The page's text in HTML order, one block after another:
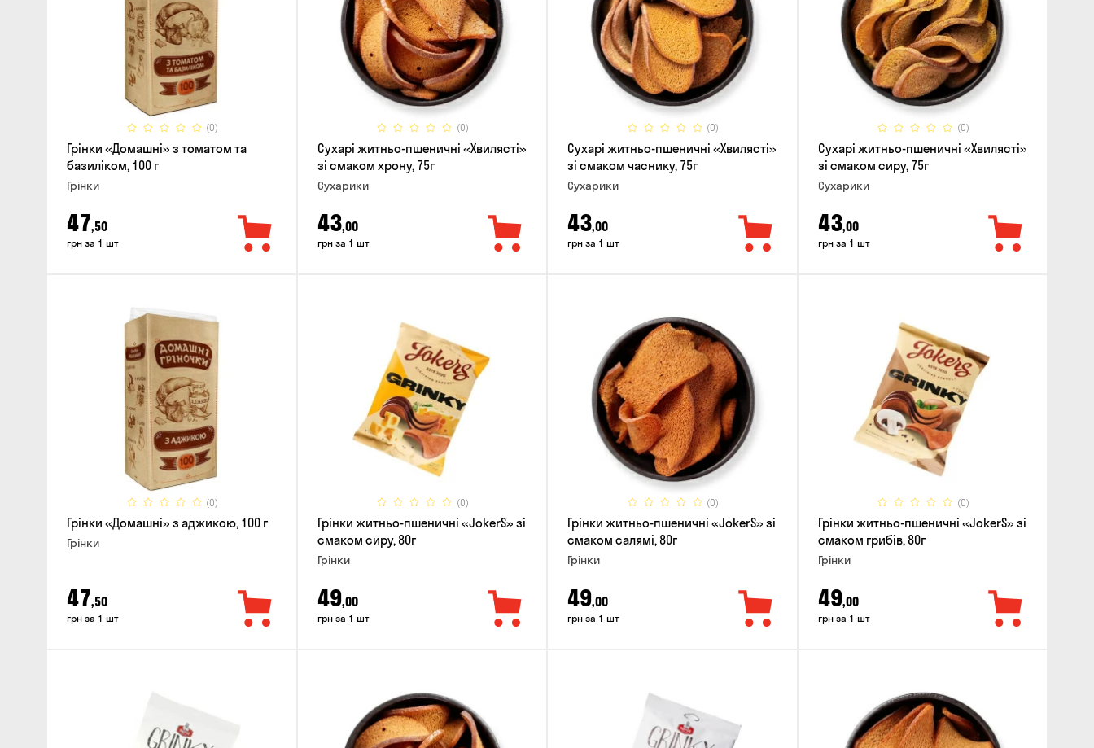
(0)
Грінки «Домашні» з томатом та
базиліком, 100 г
Грінки
47,50
грн за 1 шт
(0)
Сухарі житньо-пшеничні «Хвилясті»
зі смаком хрону, 75г
Сухарики
43,00
грн за 1 шт
(0)
Сухарі житньо-пшеничні «Хвилясті»
зі смаком часнику, 75г
Сухарики
43,00
грн за 1 шт
(0)
Сухарі житньо-пшеничні «Хвилясті»
зі смаком сиру, 75г
Сухарики
43,00
грн за 1 шт
(0)
Грінки «Домашні» з аджикою, 100 г
Грінки
47,50
грн за 1 шт
(0)
Грінки житньо-пшеничні «JokerS» зі
смаком сиру, 80г
Грінки
49,00
грн за 1 шт
(0)
Грінки житньо-пшеничні «JokerS» зі
смаком салямі, 80г
Грінки
49,00
грн за 1 шт
(0)
Грінки житньо-пшеничні «JokerS» зі
смаком грибів, 80г
Грінки
49,00
грн за 1 шт